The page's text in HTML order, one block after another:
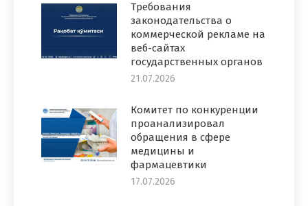
Требования
законодательства о
коммерческой рекламе на
веб-сайтах
государственных органов
21.07.2026
Комитет по конкуренции
проанализировал
обращения в сфере
медицины и
фармацевтики
17.07.2026